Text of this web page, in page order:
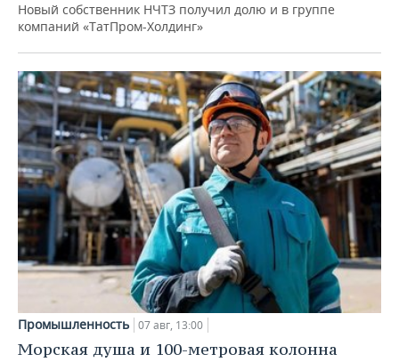
Новый собственник НЧТЗ получил долю и в группе
компаний «ТатПром-Холдинг»
Промышленность 07 авг, 13:00
Морская душа и 100-метровая колонна